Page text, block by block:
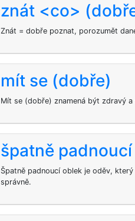
znát <co>
Znát = dobře poznat, porozumět
mít se (dobře)
Mít se (dobře) znamená být zdravý
špatně
Špatně padnoucí oblek je oděv,
správně.